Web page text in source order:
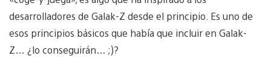
desarrolladores de Galak-Z desde el principio. Es uno de
esos principios básicos que había que incluir en Galak-
Z… ¿lo conseguirán… ;)?